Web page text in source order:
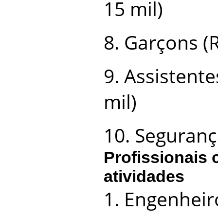
15 mil)
8. Garçons
9.
mil)
10.
Profissionais
atividades
1.